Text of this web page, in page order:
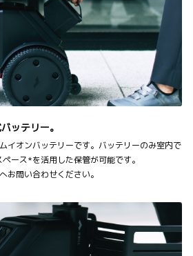
ッテリー。
イオンバッテリーです。バッテリーのみ室内で
ース*を活用した保管が可能です。
お問い合わせください。